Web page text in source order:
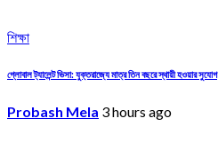
শিক্ষা
গ্লোবাল ট্যালেন্ট ভিসা: যুক্তরাজ্যে মাত্র তিন বছরে স্থায়ী হওয়ার সুযোগ
Probash Mela 3 hours ago